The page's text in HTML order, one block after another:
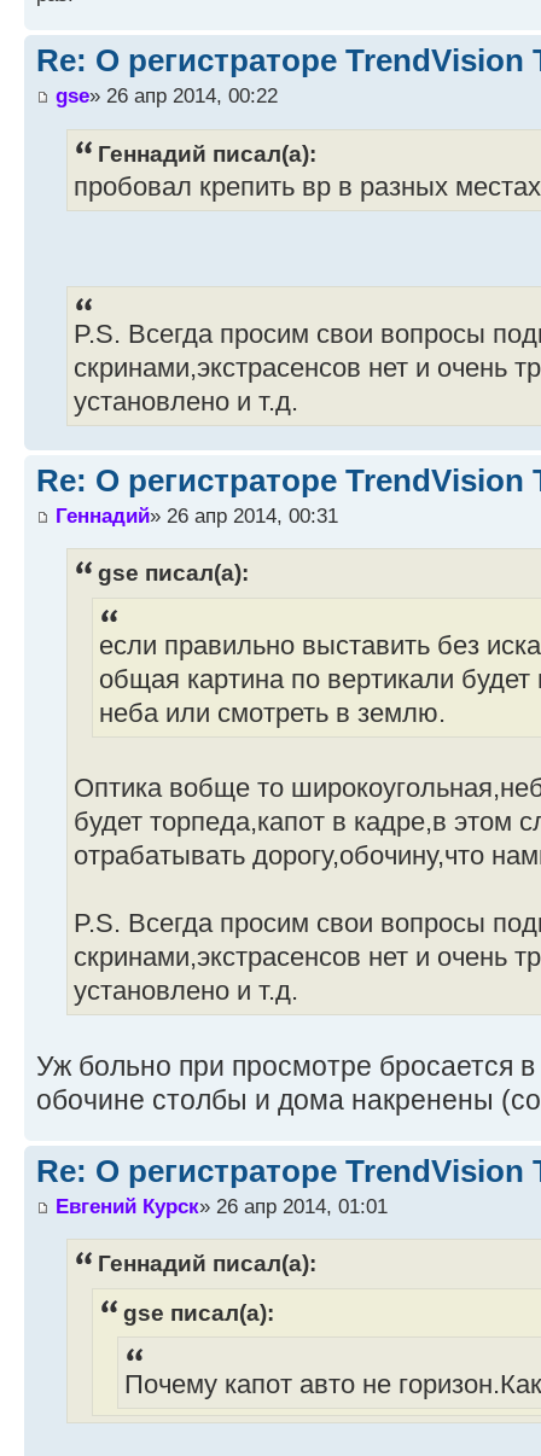
Re: О регистраторе TrendVision
gse» 26 апр 2014, 00:22
Геннадий писал(а):
пробовал крепить вр в разных местах
P.S. Всегда просим свои вопросы
скринами,экстрасенсов нет и очень
установлено и т.д.
Re: О регистраторе TrendVision
Геннадий» 26 апр 2014, 00:31
gse писал(а):
если правильно выставить без
общая картина по вертикали
неба или смотреть в землю.
Оптика вобще то
будет торпеда,капот в кадре,в этом
отрабатывать дорогу,обочину,что
P.S. Всегда просим свои вопросы
скринами,экстрасенсов нет и очень
установлено и т.д.
Уж больно при просмотре бросается в
обочине столбы и дома накренены
Re: О регистраторе TrendVision
Евгений Курск» 26 апр 2014, 01:01
Геннадий писал(а):
gse писал(а):
Почему капот авто не